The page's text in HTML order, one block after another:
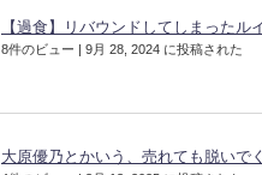
【過食】リバウンドしてしまったル
8件のビュー | 9月 28, 2024 に投稿された
大原優乃とかいう、売れても脱いで